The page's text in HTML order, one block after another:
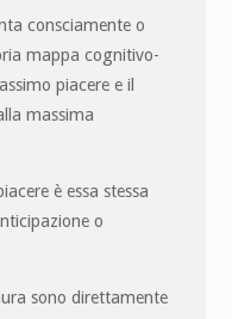
consciamente o
mappa cognitivo-
piacere e il
massima
è essa stessa
o
sono direttamente